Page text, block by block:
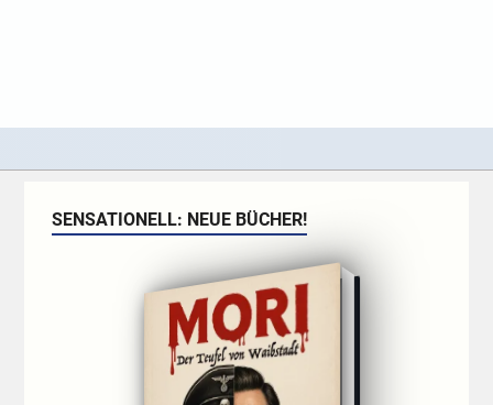
SENSATIONELL: NEUE BÜCHER!